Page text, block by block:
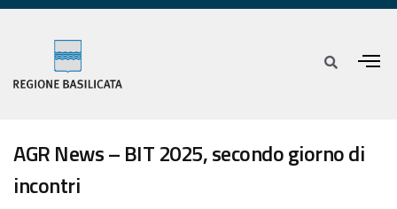
AGR News – BIT 2025, secondo giorno di
incontri